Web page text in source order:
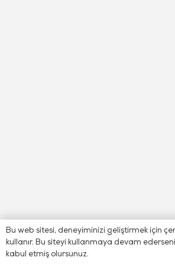
Bu web sitesi, deneyiminizi geliştirmek için
kullanır. Bu siteyi kullanmaya devam
kabul etmiş olursunuz.